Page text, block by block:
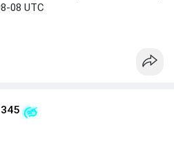
08 UTC
Cá voi dựa trên giao dịch này:
lẻ cho thấy chủ thể có quy mô
thanh khoản để thực hiện lệnh
đổ vào sàn giao dịch, áp lực